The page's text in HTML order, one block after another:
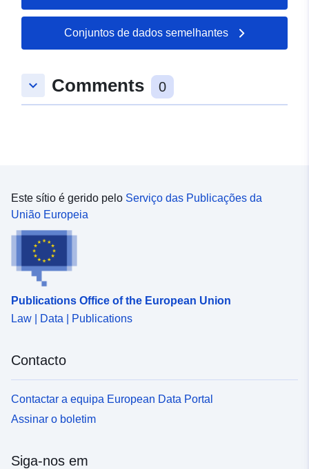
Conjuntos de dados semelhantes
keyboard_arrow_down Comments 0
Este sítio é gerido pelo Serviço das Publicações da
União Europeia
Publications Office of the European Union
Law | Data | Publications
Contacto
Contactar a equipa European Data Portal
Assinar o boletim
Siga-nos em